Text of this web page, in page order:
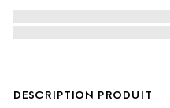
DESCRIPTION PRODUIT